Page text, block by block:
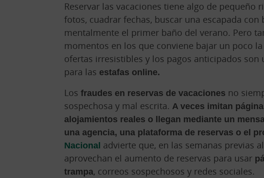
Reservar las vacaciones tiene algo de pequeño
fotos, cuadrar fechas, buscar una escapada
mentalmente el primer baño del verano. Pero
momentos en los que conviene bajar un poco
ofertas irresistibles y los pagos anticipados son
para las estafas online.
Los fraudes en reservas de vacaciones no
sospechosa y mal escrita. A veces imitan
alojamientos reales o llegan mediante un
una agencia, una plataforma de reservas o el
Nacional advierte que, en las semanas previas
aprovechan el aumento de reservas para usar
trampa, correos sospechosos y redes sociales.